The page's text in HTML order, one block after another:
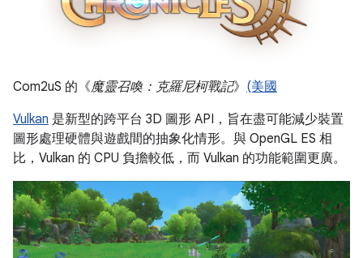
Com2uS 的《魔靈召喚：克羅尼柯戰記》 (美國
Vulkan 是新型的跨平台 3D 圖形 API，旨在盡可能減少裝置
圖形處理硬體與遊戲間的抽象化情形。與 OpenGL ES 相
比，Vulkan 的 CPU 負擔較低，而 Vulkan 的功能範圍更廣。